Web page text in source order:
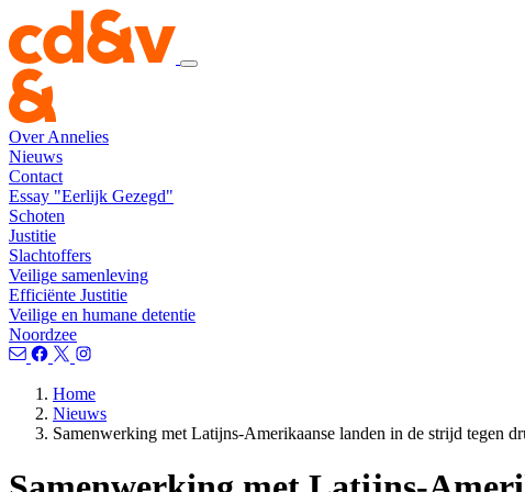
Over Annelies
Nieuws
Contact
Essay "Eerlijk Gezegd"
Schoten
Justitie
Slachtoffers
Veilige samenleving
Efficiënte Justitie
Veilige en humane detentie
Noordzee
Home
Nieuws
Samenwerking met Latijns-Amerikaanse landen in de strijd tegen